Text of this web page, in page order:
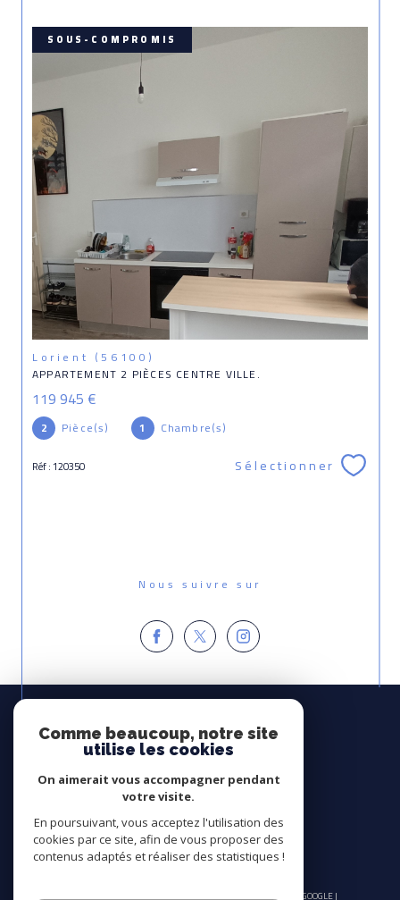
SOUS-COMPROMIS
Lorient (56100)
APPARTEMENT 2 PIÈCES CENTRE VILLE.
119 945 €
2 Pièce(s) 1 Chambre(s)
Réf : 120350 Sélectionner
Nous suivre sur
Espace
PROPRIÉTAIRE
Se connecter
Avis
CLIENTS
© 2026 | TOUS DROITS RÉSERVÉS | TRADUCTION POWERED BY GOOGLE |
Comme beaucoup, notre site
utilise les cookies
On aimerait vous accompagner pendant
votre visite.
En poursuivant, vous acceptez l'utilisation des
cookies par ce site, afin de vous proposer des
contenus adaptés et réaliser des statistiques !